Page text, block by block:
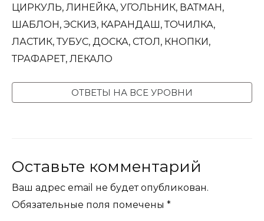
ЦИРКУЛЬ, ЛИНЕЙКА, УГОЛЬНИК, ВАТМАН,
ШАБЛОН, ЭСКИЗ, КАРАНДАШ, ТОЧИЛКА,
ЛАСТИК, ТУБУС, ДОСКА, СТОЛ, КНОПКИ,
ТРАФАРЕТ, ЛЕКАЛО
ОТВЕТЫ НА ВСЕ УРОВНИ
Оставьте комментарий
Ваш адрес email не будет опубликован.
Обязательные поля помечены *